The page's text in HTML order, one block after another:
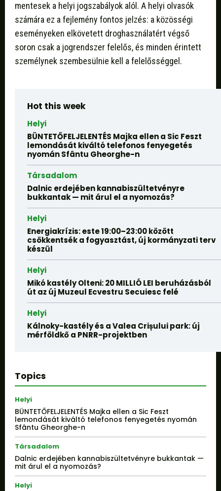
mentesek a helyi jogszabályok alól. A helyi olvasók
számára ez a fejlemény fontos jelzés: a közösségi
eseményeken elkövetett droghasználatért végső
soron csak a jogrendszer felelős, és minden érintett
személynek szembesülnie kell a felelősséggel.
Hot this week
Helyi
BÜNTETŐFELJELENTÉS Majka ellen a Sic Feszt
lemondását kiváltó telefonos fenyegetés
nyomán Sfântu Gheorghe-n
Társadalom
Dalnic erdejében kannabiszültetvényre
bukkantak — mit árul el a nyomozás?
Helyi
Energiakrízis: este 19:00–23:00 között
csökkentsék a fogyasztást, új kormányzati terv
készül
Helyi
Mikó kastély Olteni: 20 MILLIÓ LEI beruházásból
út az új Muzeul Ecvestru Secuiesc felé
Helyi
Kálnoky-kastély és a Valea Crișului park: új
mérföldkő a PNRR-projektben
Topics
Helyi
BÜNTETŐFELJELENTÉS Majka ellen a Sic Feszt
lemondását kiváltó telefonos fenyegetés nyomán
Sfântu Gheorghe-n
Társadalom
Dalnic erdejében kannabiszültetvényre bukkantak —
mit árul el a nyomozás?
Helyi